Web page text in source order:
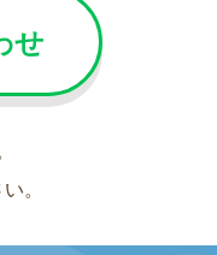
せ
。